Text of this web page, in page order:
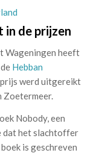
de prijzen
Wageningen heeft
Hebban
werd uitgereikt
Nobody, een
dat het slachtoffer
is geschreven